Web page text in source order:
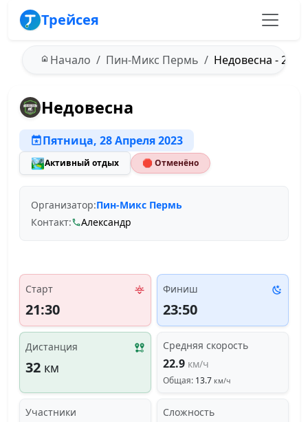
Трейсея
Начало Пин-Микс Пермь Недовесна -
Недовесна
Пятница, 28 Апреля 2023
🏞️Активный отдых 🛑 Отменёно
Организатор:Пин-Микс Пермь
Контакт:
Александр
Старт
21:30
Финиш
23:50
Дистанция
32 км
Средняя скорость
22.9 км/ч
Общая: 13.7 км/ч
Участники Сложность